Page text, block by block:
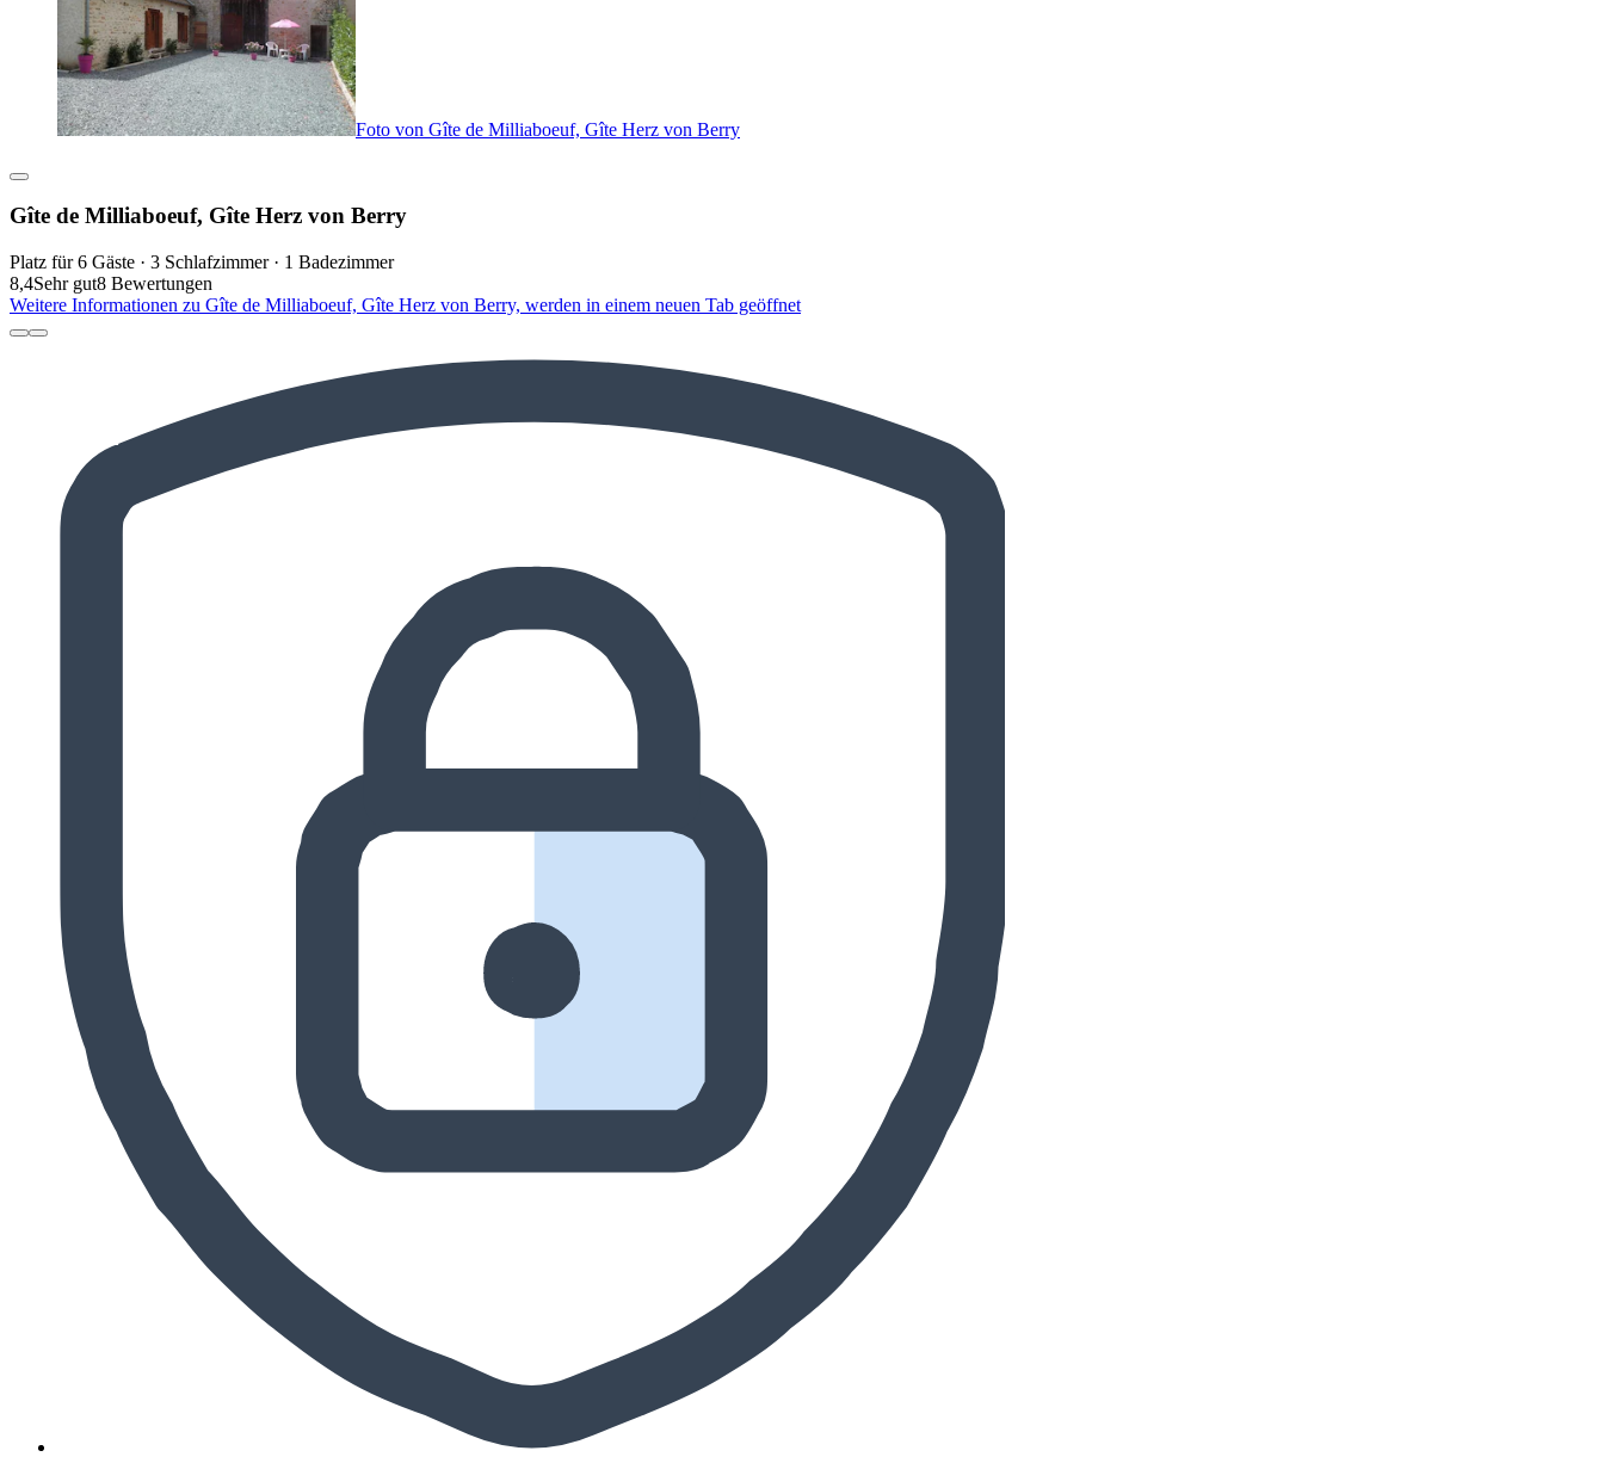
Foto von Gîte de Milliaboeuf, Gîte Herz von Berry
Gîte de Milliaboeuf, Gîte Herz von Berry
Platz für 6 Gäste · 3 Schlafzimmer · 1 Badezimmer
8,4Sehr gut8 Bewertungen
Weitere Informationen zu Gîte de Milliaboeuf, Gîte Herz von Berry, werden in einem neuen Tab geöffnet